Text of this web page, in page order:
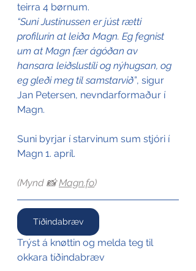
teirra 4 børnum.
“Suni Justinussen er júst rætti
profilurin at leiða Magn. Eg fegnist
um at Magn fær ágóðan av
hansara leiðslustíli og nýhugsan, og
eg gleði meg til samstarvið”, sigur
Jan Petersen, nevndarformaður í
Magn.
Suni byrjar í starvinum sum stjóri í
Magn 1. apríl.
(Mynd 📸 Magn.fo)
Tíðindabræv
Trýst á knøttin og melda teg til
okkara tíðindabræv